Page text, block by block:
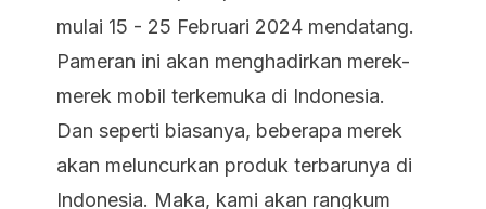
mulai 15 - 25 Februari 2024 mendatang.
Pameran ini akan menghadirkan merek-
merek mobil terkemuka di Indonesia.
Dan seperti biasanya, beberapa merek
akan meluncurkan produk terbarunya di
Indonesia. Maka, kami akan rangkum